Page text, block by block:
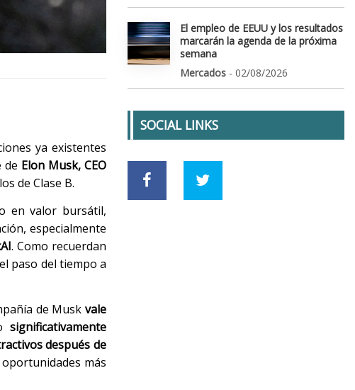
ya existentes
de Elon Musk, CEO
de Clase B.
en valor bursátil,
especialmente
. Como recuerdan
paso del tiempo a
de Muskvale
significativamente
después de
más
El empleo de EEUU y los resultados
marcarán la agenda de la próxima
semana
Mercados - 02/08/2026
SOCIAL LINKS